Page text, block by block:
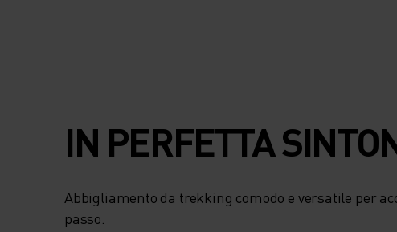
IN PERFETTA
Abbigliamento da trekking comodo e versatile per
passo.